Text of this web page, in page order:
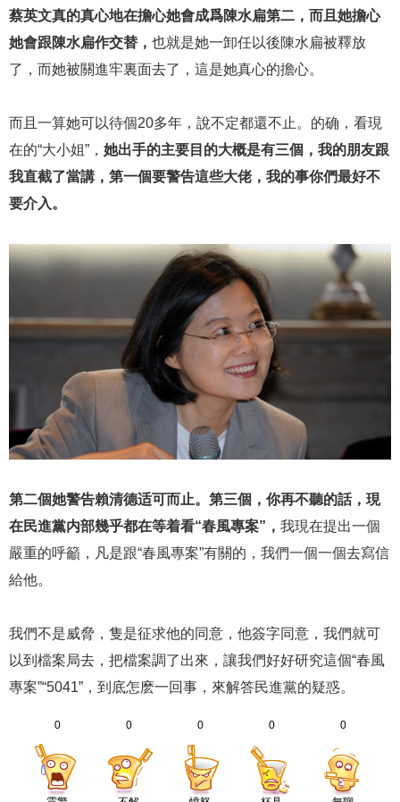
蔡英文真的真心地在擔心她會成爲陳水扁第二，而且她擔心
她會跟陳水扁作交替， 也就是她一卸任以後陳水扁被釋放
了，而她被關進牢裏面去了，這是她真心的擔心。
而且一算她可以待個20多年，說不定都還不止。的确，看現
在的“大小姐”， 她出手的主要目的大概是有三個，我的朋友跟
我直截了當講，第一個要警告這些大佬，我的事你們最好不
要介入。
第二個她警告賴清德适可而止。第三個，你再不聽的話，現
在民進黨内部幾乎都在等着看“春風專案”， 我現在提出一個
嚴重的呼籲，凡是跟“春風專案”有關的，我們一個一個去寫信
給他。
我們不是威脅，隻是征求他的同意，他簽字同意，我們就可
以到檔案局去，把檔案調了出來，讓我們好好研究這個“春風
專案”“5041”，到底怎麽一回事，來解答民進黨的疑惑。
0 0 0 0 0